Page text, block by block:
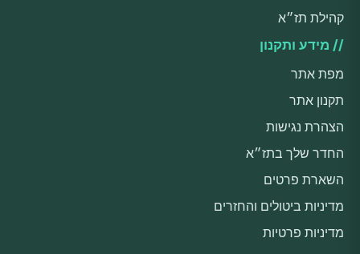
קהילת תז״א
// מידע ותקנון
מפת אתר
תקנון אתר
הצהרת נגישות
החדר שלך בתז״א
השארת פרטים
מדיניות ביטולים והחזרים
מדיניות פרטיות